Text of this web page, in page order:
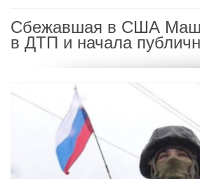
Сбежавшая в США
в ДТП и начала